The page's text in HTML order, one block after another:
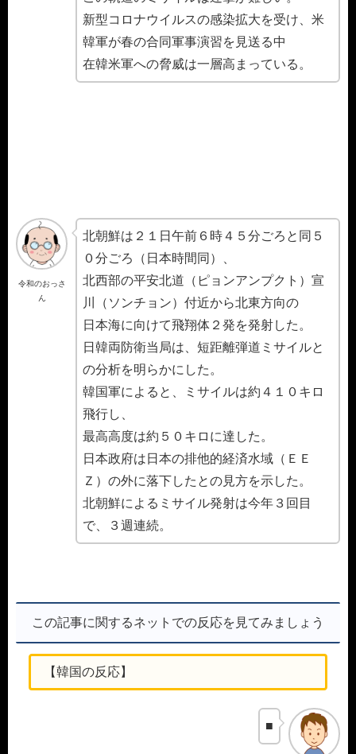
新型コロナウイルスの感染拡大を受け、米
韓軍が春の合同軍事演習を見送る中
在韓米軍への脅威は一層高まっている。
令和のおっさ
ん
北朝鮮は２１日午前６時４５分ごろと同５
０分ごろ（日本時間同）、
北西部の平安北道（ピョンアンプクト）宣
川（ソンチョン）付近から北東方向の
日本海に向けて飛翔体２発を発射した。
日韓両防衛当局は、短距離弾道ミサイルと
の分析を明らかにした。
韓国軍によると、ミサイルは約４１０キロ
飛行し、
最高高度は約５０キロに達した。
日本政府は日本の排他的経済水域（ＥＥ
Ｚ）の外に落下したとの見方を示した。
北朝鮮によるミサイル発射は今年３回目
で、３週連続。
この記事に関するネットでの反応を見てみましょう
【韓国の反応】
■